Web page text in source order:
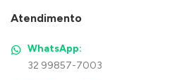
Atendimento
WhatsApp:
32 99857-7003